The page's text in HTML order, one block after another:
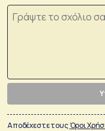
Αποδέχεστε τουςΌροι